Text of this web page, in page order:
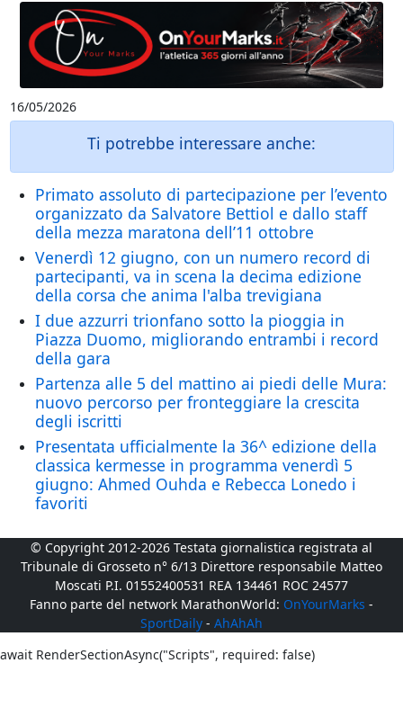
16/05/2026
Ti potrebbe interessare anche:
Primato assoluto di partecipazione per l’evento
organizzato da Salvatore Bettiol e dallo staff
della mezza maratona dell’11 ottobre
Venerdì 12 giugno, con un numero record di
partecipanti, va in scena la decima edizione
della corsa che anima l'alba trevigiana
I due azzurri trionfano sotto la pioggia in
Piazza Duomo, migliorando entrambi i record
della gara
Partenza alle 5 del mattino ai piedi delle Mura:
nuovo percorso per fronteggiare la crescita
degli iscritti
Presentata ufficialmente la 36^ edizione della
classica kermesse in programma venerdì 5
giugno: Ahmed Ouhda e Rebecca Lonedo i
favoriti
© Copyright 2012-2026 Testata giornalistica registrata al
Tribunale di Grosseto n° 6/13 Direttore responsabile Matteo
Moscati P.I. 01552400531 REA 134461 ROC 24577
Fanno parte del network MarathonWorld: OnYourMarks -
SportDaily - AhAhAh
await RenderSectionAsync("Scripts", required: false)